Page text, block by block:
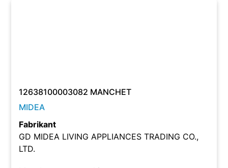
12638100003082 MANCHET
MIDEA
Fabrikant
GD MIDEA LIVING APPLIANCES TRADING CO.,
LTD.